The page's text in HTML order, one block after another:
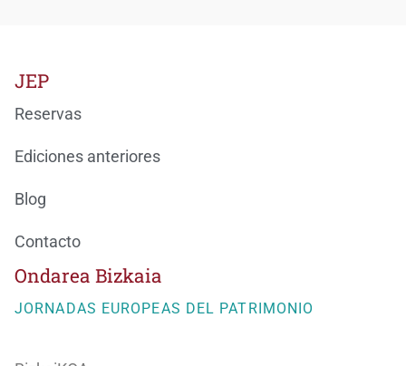
Ondarea Bizkaia
JORNADAS EUROPEAS DEL PATRIMONIO
JEP
Reservas
Ediciones anteriores
Blog
Contacto